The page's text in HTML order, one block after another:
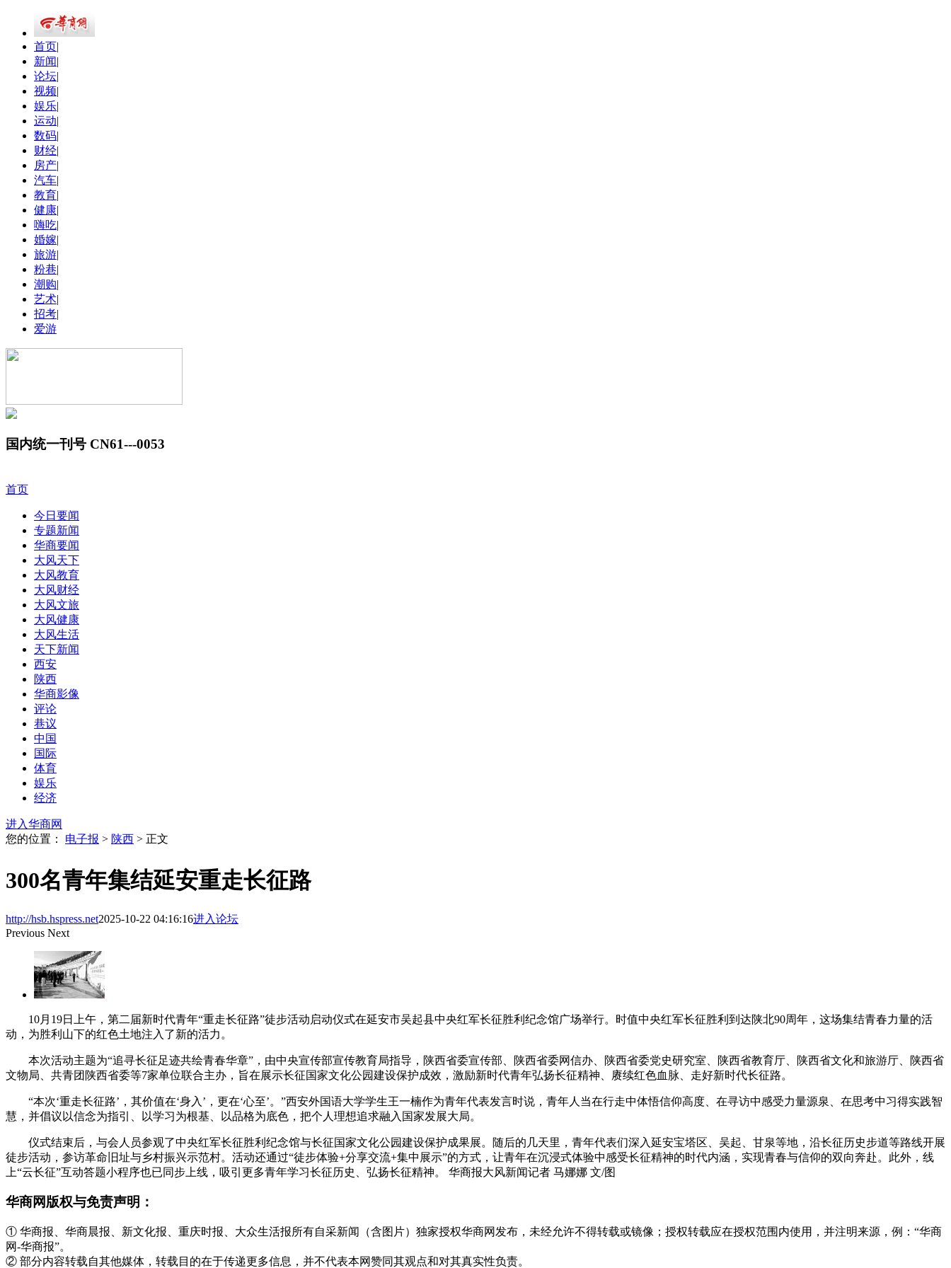
首页|
新闻|
论坛|
视频|
娱乐|
运动|
数码|
财经|
房产|
汽车|
教育|
健康|
嗨吃|
婚嫁|
旅游|
粉巷|
潮购|
艺术|
招考|
爱游
国内统一刊号 CN61---0053
首页
今日要闻
专题新闻
华商要闻
大风天下
大风教育
大风财经
大风文旅
大风健康
大风生活
天下新闻
西安
陕西
华商影像
评论
巷议
中国
国际
体育
娱乐
经济
进入华商网
您的位置： 电子报 > 陕西 > 正文
300名青年集结延安重走长征路
http://hsb.hspress.net2025-10-22 04:16:16进入论坛
Previous Next
10月19日上午，第二届新时代青年“重走长征路”徒步活动启动仪式在延安市吴起县中央红军长征胜利纪念馆广场举行。时值中央红军长征胜利到达陕北90周年，这场集结青春力量的活
动，为胜利山下的红色土地注入了新的活力。
本次活动主题为“追寻长征足迹共绘青春华章”，由中央宣传部宣传教育局指导，陕西省委宣传部、陕西省委网信办、陕西省委党史研究室、陕西省教育厅、陕西省文化和旅游厅、陕西省
文物局、共青团陕西省委等7家单位联合主办，旨在展示长征国家文化公园建设保护成效，激励新时代青年弘扬长征精神、赓续红色血脉、走好新时代长征路。
“本次‘重走长征路’，其价值在‘身入’，更在‘心至’。”西安外国语大学学生王一楠作为青年代表发言时说，青年人当在行走中体悟信仰高度、在寻访中感受力量源泉、在思考中习得实践智
慧，并倡议以信念为指引、以学习为根基、以品格为底色，把个人理想追求融入国家发展大局。
仪式结束后，与会人员参观了中央红军长征胜利纪念馆与长征国家文化公园建设保护成果展。随后的几天里，青年代表们深入延安宝塔区、吴起、甘泉等地，沿长征历史步道等路线开展
徒步活动，参访革命旧址与乡村振兴示范村。活动还通过“徒步体验+分享交流+集中展示”的方式，让青年在沉浸式体验中感受长征精神的时代内涵，实现青春与信仰的双向奔赴。此外，线
上“云长征”互动答题小程序也已同步上线，吸引更多青年学习长征历史、弘扬长征精神。 华商报大风新闻记者 马娜娜 文/图
华商网版权与免责声明：
① 华商报、华商晨报、新文化报、重庆时报、大众生活报所有自采新闻（含图片）独家授权华商网发布，未经允许不得转载或镜像；授权转载应在授权范围内使用，并注明来源，例：“华商
网-华商报”。
② 部分内容转载自其他媒体，转载目的在于传递更多信息，并不代表本网赞同其观点和对其真实性负责。